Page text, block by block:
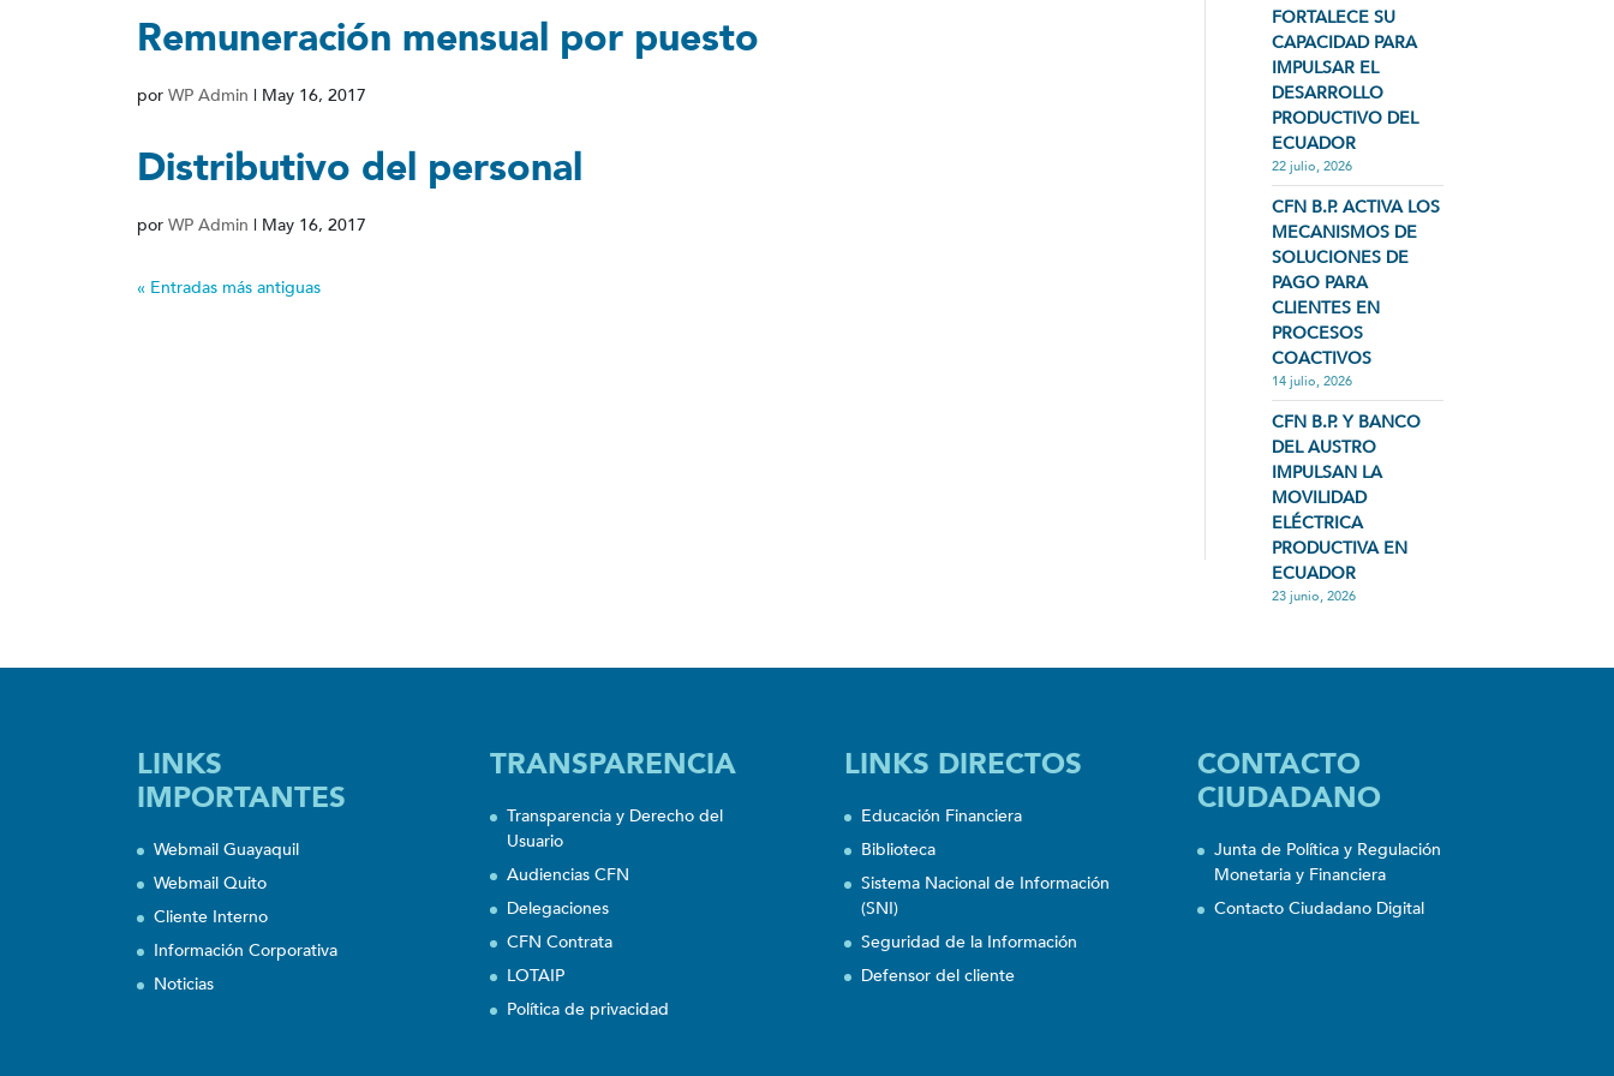
Remuneración mensual por puesto
por WP Admin | May 16, 2017
Distributivo del personal
por WP Admin | May 16, 2017
« Entradas más antiguas
FORTALECE SU
CAPACIDAD PARA
IMPULSAR EL
DESARROLLO
PRODUCTIVO DEL
ECUADOR
22 julio, 2026
CFN B.P. ACTIVA LOS
MECANISMOS DE
SOLUCIONES DE
PAGO PARA
CLIENTES EN
PROCESOS
COACTIVOS
14 julio, 2026
CFN B.P. Y BANCO
DEL AUSTRO
IMPULSAN LA
MOVILIDAD
ELÉCTRICA
PRODUCTIVA EN
ECUADOR
23 junio, 2026
LINKS
IMPORTANTES
Webmail Guayaquil
Webmail Quito
Cliente Interno
Información Corporativa
Noticias
TRANSPARENCIA
Transparencia y Derecho del
Usuario
Audiencias CFN
Delegaciones
CFN Contrata
LOTAIP
Política de privacidad
LINKS DIRECTOS
Educación Financiera
Biblioteca
Sistema Nacional de Información
(SNI)
Seguridad de la Información
Defensor del cliente
CONTACTO
CIUDADANO
Junta de Política y Regulación
Monetaria y Financiera
Contacto Ciudadano Digital